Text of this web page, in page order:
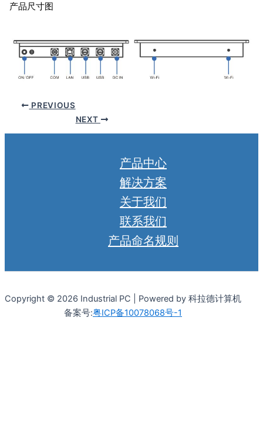
产品尺寸图
PREVIOUS
NEXT
产品中心
解决方案
关于我们
联系我们
产品命名规则
Copyright © 2026 Industrial PC | Powered by 科拉德计算机
备案号:粤ICP备10078068号-1